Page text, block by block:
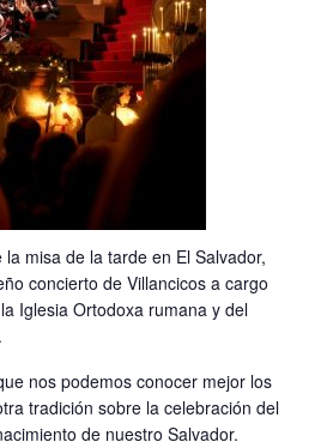
misa de la tarde en El Salvador,
concierto de Villancicos a cargo
Iglesia Ortodoxa rumana y del
nos podemos conocer mejor los
tradición sobre la celebración del
de nuestro Salvador.